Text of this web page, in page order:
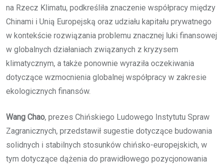
na Rzecz Klimatu, podkreśliła znaczenie współpracy między
Chinami i Unią Europejską oraz udziału kapitału prywatnego
w kontekście rozwiązania problemu znacznej luki finansowej
w globalnych działaniach związanych z kryzysem
klimatycznym, a także ponownie wyraziła oczekiwania
dotyczące wzmocnienia globalnej współpracy w zakresie
ekologicznych finansów.
Wang Chao, prezes Chińskiego Ludowego Instytutu Spraw
Zagranicznych, przedstawił sugestie dotyczące budowania
solidnych i stabilnych stosunków chińsko-europejskich, w
tym dotyczące dążenia do prawidłowego pozycjonowania